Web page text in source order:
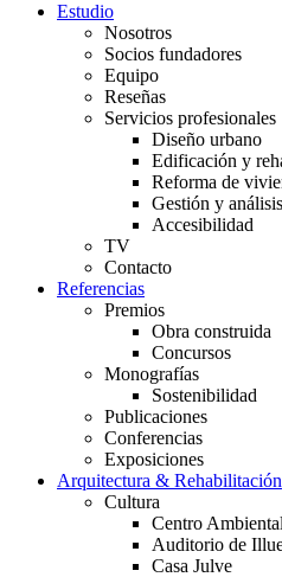
Estudio
Nosotros
Socios fundadores
Equipo
Reseñas
Servicios profesionales
Diseño urbano
Edificación y
Reforma de
Gestión y
Accesibilidad
TV
Contacto
Referencias
Premios
Obra construida
Concursos
Monografías
Sostenibilidad
Publicaciones
Conferencias
Exposiciones
Arquitectura & Rehabilitación
Cultura
Centro
Auditorio de
Casa Julve